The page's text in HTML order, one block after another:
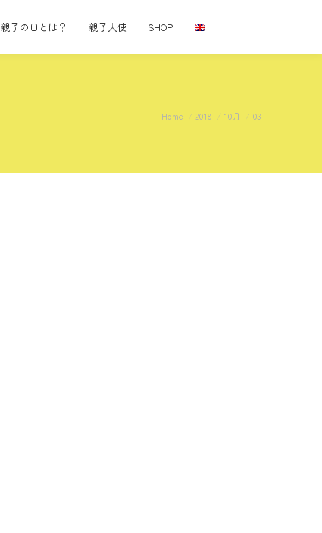
親子の日とは？ 親子大使 SHOP
You are here:
Home 2018 10月 03